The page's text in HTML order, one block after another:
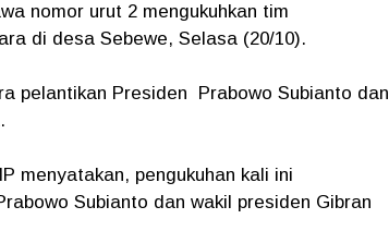
nomor urut 2 mengukuhkan tim
di desa Sebewe, Selasa (20/10).
pelantikan Presiden Prabowo Subianto dan
menyatakan, pengukuhan kali ini
Subianto dan wakil presiden Gibran